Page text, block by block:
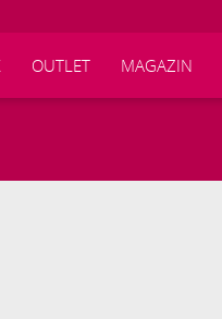
OUTLET MAGAZIN